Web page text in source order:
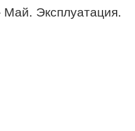
Эксплуатация.